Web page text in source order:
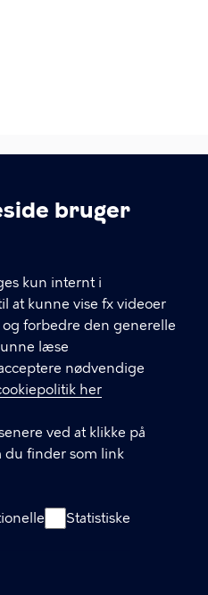
bruger
kun internt i
at kunne vise fx videoer
forbedre den generelle
læse
nødvendige
her
ved at klikke på
du finder som link
Statistiske